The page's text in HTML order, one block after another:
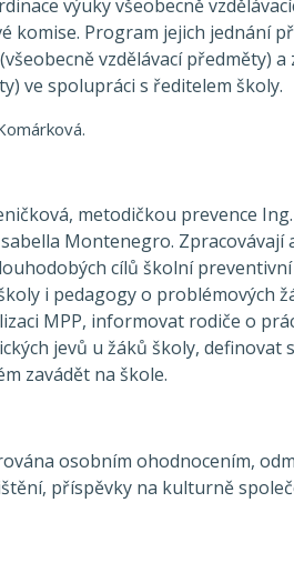
výuky všeobecně
komise. Program jejich jednání
vzdělávací předměty) a
ve spolupráci s ředitelem školy.
metodičkou prevence Ing.
Montenegro. Zpracovávají
cílů školní
i pedagogy o problémových
MPP, informovat rodiče o
jevů u žáků školy, definovat
zavádět na škole.
osobním ohodnocením,
příspěvky na kulturně